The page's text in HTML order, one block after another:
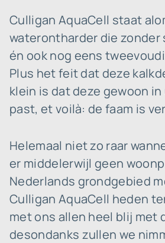
Culligan AquaCell staat
waterontharder die zonder
én ook nog eens
Plus het feit dat deze
klein is dat deze gewoon
past, et voilà: de faam is
Helemaal niet zo raar
er middelerwijl geen
Nederlands grondgebied
Culligan AquaCell heden
met ons allen heel blij met
desondanks zullen we